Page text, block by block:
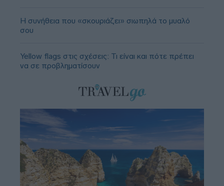
Η συνήθεια που «σκουριάζει» σιωπηλά το μυαλό
σου
Yellow flags στις σχέσεις: Τι είναι και πότε πρέπει
να σε προβληματίσουν